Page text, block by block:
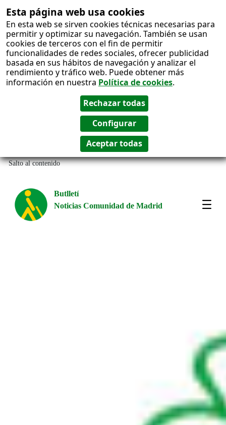
Esta página web usa cookies
En esta web se sirven cookies técnicas necesarias para
permitir y optimizar su navegación. También se usan
cookies de terceros con el fin de permitir
funcionalidades de redes sociales, ofrecer publicidad
basada en sus hábitos de navegación y analizar el
rendimiento y tráfico web. Puede obtener más
información en nuestra Política de cookies.
Salto al contenido
Butlletí
Noticias Comunidad de Madrid